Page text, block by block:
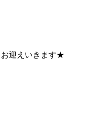
迎えいきます★